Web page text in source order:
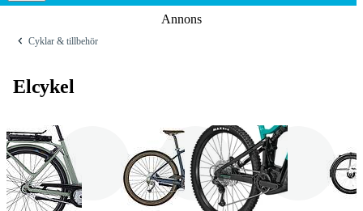
Annons
Cyklar & tillbehör
Elcykel